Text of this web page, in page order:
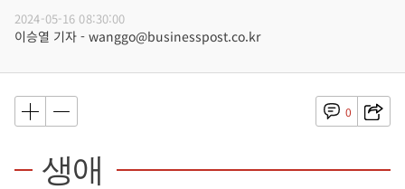
2024-05-16 08:30:00
이승열 기자 - wanggo@businesspost.co.kr
0
생애